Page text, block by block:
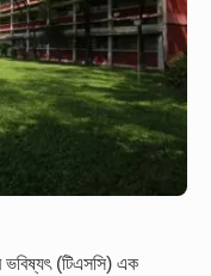
ভবিষ্যৎ (টিএসসি) এক